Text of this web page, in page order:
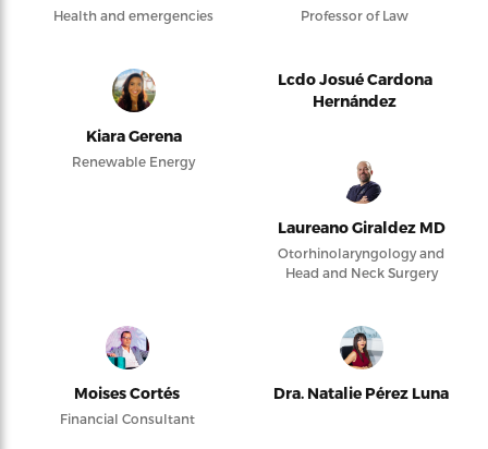
Health and emergencies Professor of Law
Kiara Gerena
Renewable Energy
Lcdo Josué Cardona
Hernández
Laureano Giraldez MD
Otorhinolaryngology and
Head and Neck Surgery
Moises Cortés
Financial Consultant
Dra. Natalie Pérez Luna